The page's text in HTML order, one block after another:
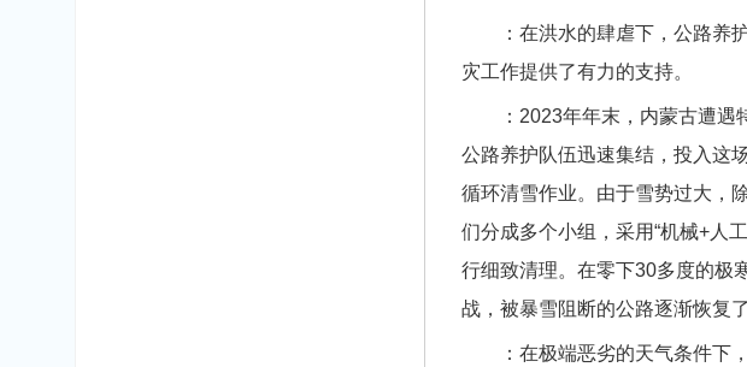
：在洪水的肆虐下，公路养护
灾工作提供了有力的支持。
：2023年年末，内蒙古遭遇特
公路养护队伍迅速集结，投入这
循环清雪作业。由于雪势过大，
们分成多个小组，采用“机械+人
行细致清理。在零下30多度的极
战，被暴雪阻断的公路逐渐恢复了
：在极端恶劣的天气条件下，